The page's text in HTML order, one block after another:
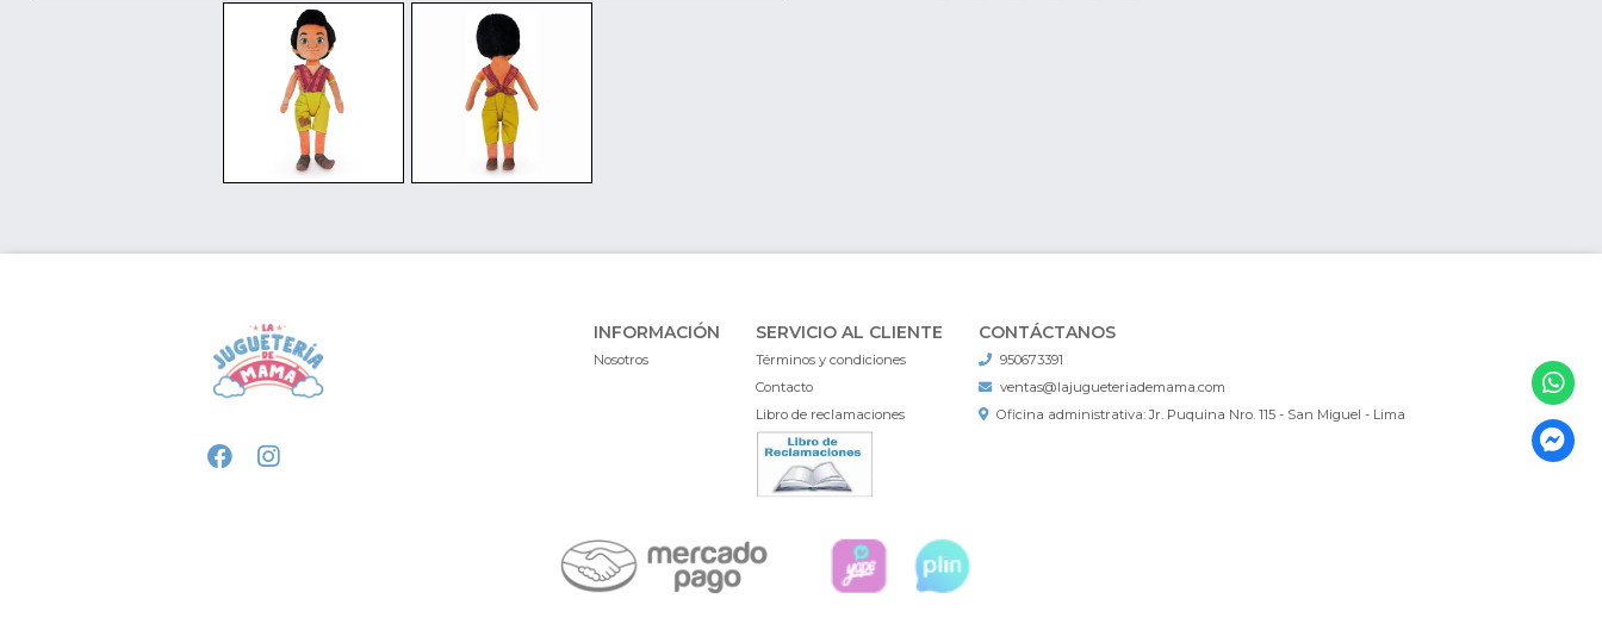
INFORMACIÓN
Nosotros
SERVICIO AL CLIENTE
Términos y condiciones
Contacto
Libro de reclamaciones
CONTÁCTANOS
950673391
ventas@lajugueteriademama.com
Oficina administrativa: Jr. Puquina Nro. 115 - San Miguel - Lima